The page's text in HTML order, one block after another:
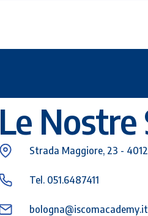
Le Nostre
Strada Maggiore, 23 -
Tel. 051.6487411
bologna@iscomacademy.it